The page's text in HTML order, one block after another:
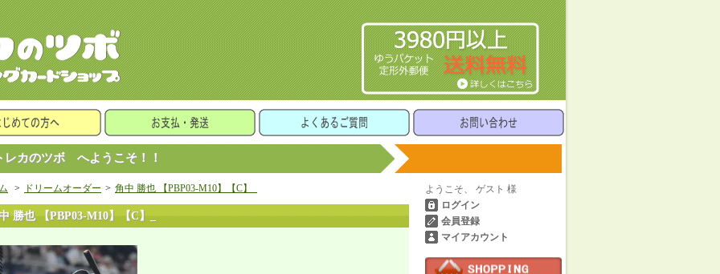
カのツボ へようこそ！！
> ドリームオーダー > 角中 勝也 【PBP03-M10】【C】_
勝也 【PBP03-M10】【C】_
ようこそ、 ゲスト 様
ログイン
会員登録
マイアカウント